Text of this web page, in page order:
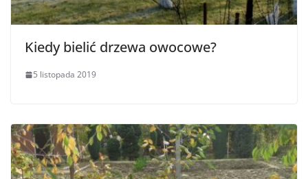
Kiedy bielić drzewa owocowe?
5 listopada 2019